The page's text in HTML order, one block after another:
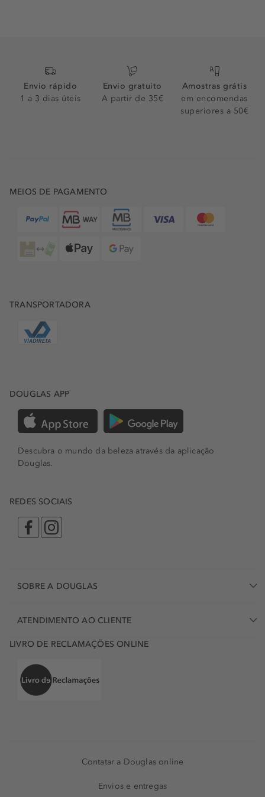
Envio rápido
1 a 3 dias úteis
Envio gratuito
A partir de 35€
Amostras grátis
em encomendas
superiores a 50€
MEIOS DE PAGAMENTO
TRANSPORTADORA
DOUGLAS APP
Descubra o mundo da beleza através da aplicação
Douglas.
REDES SOCIAIS
SOBRE A DOUGLAS
ATENDIMENTO AO CLIENTE
LIVRO DE RECLAMAÇÕES ONLINE
Contatar a Douglas online
Envios e entregas